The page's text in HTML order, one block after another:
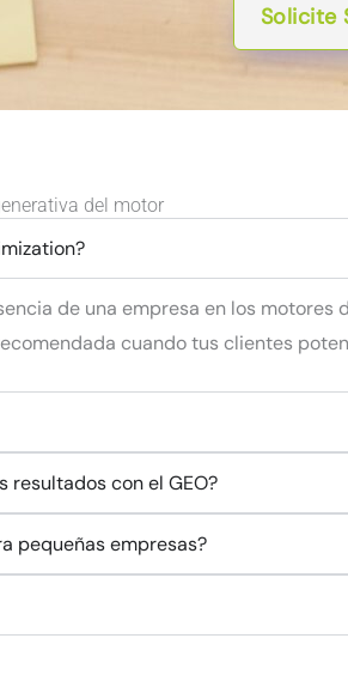
Solicite
del motor
de una empresa en los
cuando tus clientes
resultados con el GEO?
pequeñas empresas?